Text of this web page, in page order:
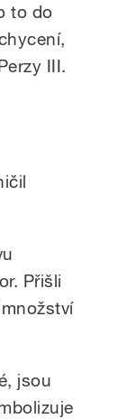
to do
III.
Přišli
jsou